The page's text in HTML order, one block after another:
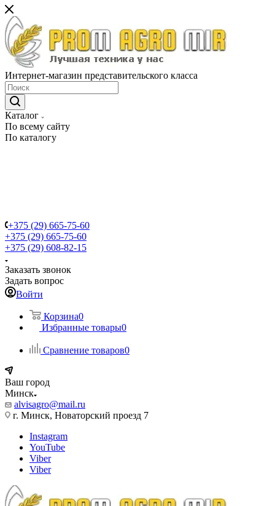
Интернет-магазин представительского класса
Каталог
По всему сайту
По каталогу
+375 (29) 665-75-60
+375 (29) 665-75-60
+375 (29) 608-82-15
Заказать звонок
Задать вопрос
Войти
Корзина0
Избранные товары0
Сравнение товаров0
Ваш город
Минск
alvisagro@mail.ru
г. Минск, Новаторский проезд 7
Instagram
YouTube
Viber
Viber